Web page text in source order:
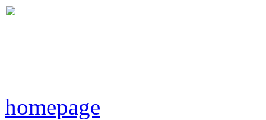
homepage